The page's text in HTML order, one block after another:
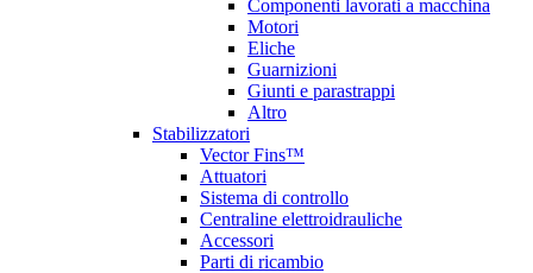
Componenti lavorati a macchina
Motori
Eliche
Guarnizioni
Giunti e parastrappi
Altro
Stabilizzatori
Vector Fins™
Attuatori
Sistema di controllo
Centraline elettroidrauliche
Accessori
Parti di ricambio